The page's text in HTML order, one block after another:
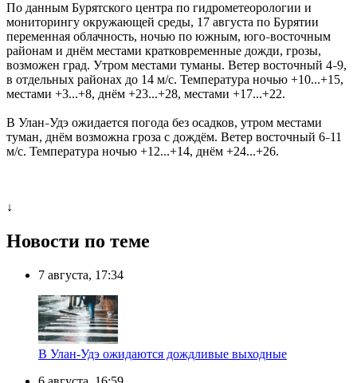
По данным Бурятского центра по гидрометеорологии и
мониторингу окружающей среды, 17 августа по Бурятии
переменная облачность, ночью по южным, юго–восточным
районам и днём местами кратковременные дожди, грозы,
возможен град. Утром местами туманы. Ветер восточный 4–9,
в отдельных районах до 14 м/с. Температура ночью +10...+15,
местами +3...+8, днём +23...+28, местами +17...+22.
В Улан–Удэ ожидается погода без осадков, утром местами
туман, днём возможна гроза с дождём. Ветер восточный 6–11
м/с. Температура ночью +12...+14, днём +24...+26.
↓
Новости по теме
7 августа, 17:34
В Улан-Удэ ожидаются дождливые выходные